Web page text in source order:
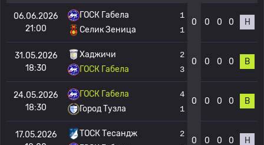
06.06.2026
21:00
ГОСК Габела
Селик Зеница
1
1
0 0 0 0 Н
31.05.2026
18:30
Хаджичи
ГОСК Габела
2
3
0 0 0 0 В
24.05.2026
18:30
ГОСК Габела
Город Тузла
4
1
0 0 0 0 В
17.05.2026
ТОСК Тесандж
2
0 0 0 0 Н